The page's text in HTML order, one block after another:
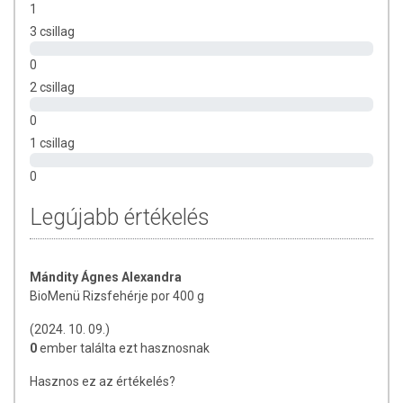
Mesterséges ízesítőmentes
BSE/TSE mentes
Allergénmentes
Élelmirost-forrás
Összetevők
ÖSSZETEVŐK TÁBLÁZATA
Tápanyagtartalom 100 g termékben:
Zsír 3,1 g
1
3 csillag
0
2 csillag
0
1 csillag
0
Legújabb értékelés
Mándity Ágnes Alexandra
BioMenü Rizsfehérje por 400 g
(2024. 10. 09.)
0ember találta ezt hasznosnak
Hasznos ez az értékelés?